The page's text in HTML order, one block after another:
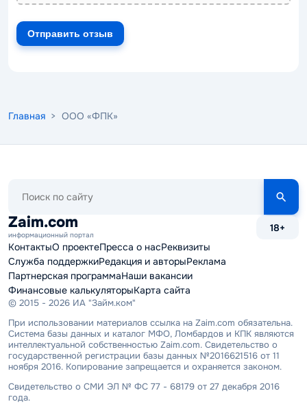
Главная > ООО «ФПК»
сайту
Zaim.com
информационный портал
18+
КонтактыО проектеПресса о насРеквизиты
Служба поддержкиРедакция и авторыРеклама
Партнерская программаНаши вакансии
Финансовые калькуляторыКарта сайта
© 2015 - 2026 ИА "Займ.ком"
При использовании материалов ссылка на Zaim.com обязательна.
Система базы данных и каталог МФО, Ломбардов и КПК являются
интеллектуальной собственностью Zaim.com. Свидетельство о
государственной регистрации базы данных №2016621516 от 11
ноября 2016. Копирование запрещается и охраняется законом.
Свидетельство о СМИ ЭЛ № ФС 77 - 68179 от 27 декабря 2016
года.